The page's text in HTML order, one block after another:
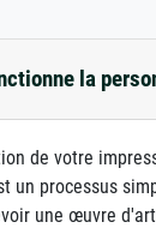
la
de votre
un processus
une œuvre